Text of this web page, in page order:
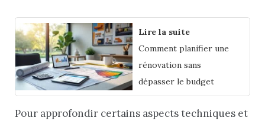
Lire la suite
Comment planifier une
rénovation sans
dépasser le budget
Pour approfondir certains aspects techniques et